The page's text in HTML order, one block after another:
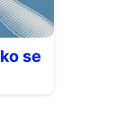
se